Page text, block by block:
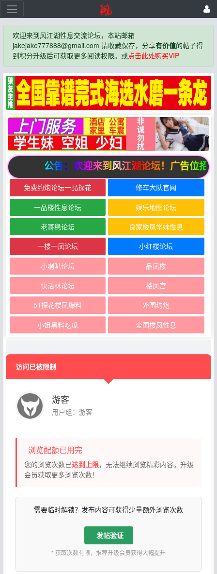
欢迎来到风江湖性息交流论坛，本站邮箱
jakejake777888@gmail.com 请收藏保存，分享有价值的帖子得
到积分升级后可获取更多阅读权限。或点击此处购买VIP
公告：欢迎来到风江湖论坛！广告位招商
免费约炮论坛一品探花 修车大队官网
一品楼性息论坛 娱乐地图论坛
老哥稳论坛 良家楼凤学妹性息
一楼一凤论坛 小红楼论坛
小喇叭论坛 品凤楼
快活林论坛 楼凤宫
51探花楼凤爆料 外围约炮
小姐黑料吃瓜 全国楼凤性息
访问已被限制
游客
用户组：游客
浏览配额已用完
您的浏览次数已达到上限，无法继续浏览精彩内容。升级
会员获取更多浏览次数！
需要临时解锁？发布内容可获得少量额外浏览次数
发帖验证
* 获取次数有限，推荐升级会员获得大幅提升